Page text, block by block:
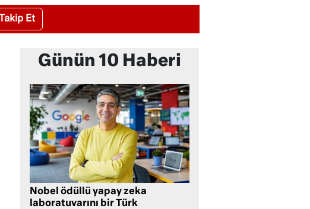
Takip Et
Günün 10 Haberi
Nobel ödüllü yapay zeka
laboratuvarını bir Türk